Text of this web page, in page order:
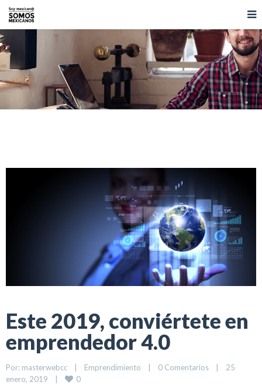
Este 2019, conviértete en
emprendedor 4.0
Por: masterwebcc | Emprendimiento | 0 Comentarios |
25
enero, 2019
| 0